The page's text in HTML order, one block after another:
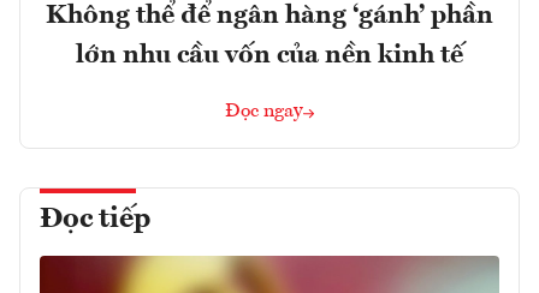
Không thể để ngân hàng ‘gánh’ phần
lớn nhu cầu vốn của nền kinh tế
Đọc ngay
Đọc tiếp